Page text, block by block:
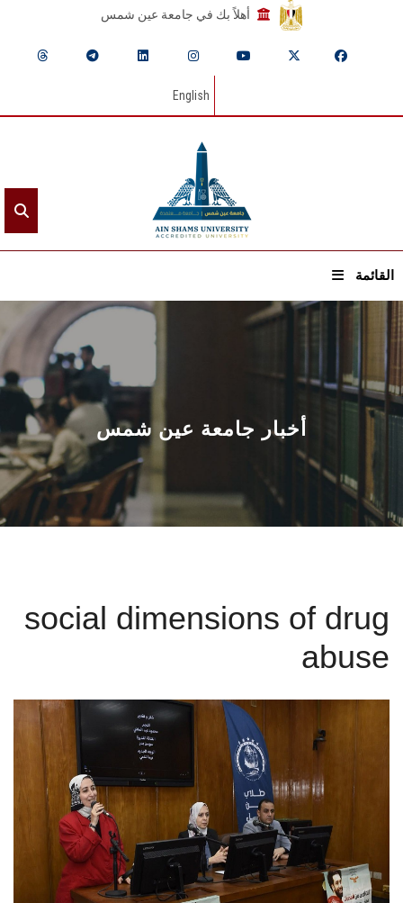
أهلاً بك في جامعة عين شمس
English
القائمة
الرئيسيـة
عن الجامعة
القطاعـات
الشئون الأكاديمية
البحث العلمي
المراكز والوحدات
الإعلام
تواصل معنا
الطلاب
هيئة التدريس
أخبار جامعة عين شمس
social dimensions of drug
abuse